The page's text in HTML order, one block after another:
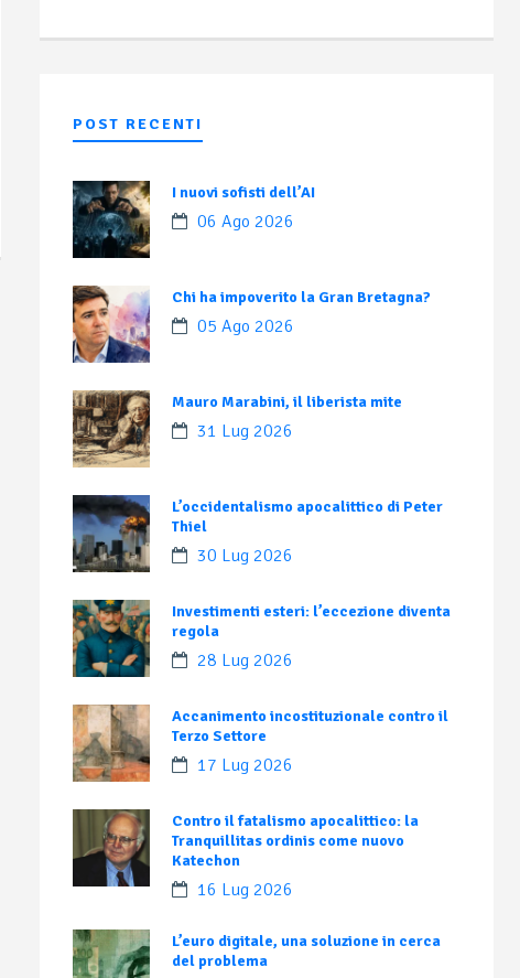
POST RECENTI
I nuovi sofisti dell’AI
06 Ago 2026
Chi ha impoverito la Gran Bretagna?
05 Ago 2026
Mauro Marabini, il liberista mite
31 Lug 2026
L’occidentalismo apocalittico di Peter
Thiel
30 Lug 2026
Investimenti esteri: l’eccezione diventa
regola
28 Lug 2026
Accanimento incostituzionale contro il
Terzo Settore
17 Lug 2026
Contro il fatalismo apocalittico: la
Tranquillitas ordinis come nuovo
Katechon
16 Lug 2026
L’euro digitale, una soluzione in cerca
del problema